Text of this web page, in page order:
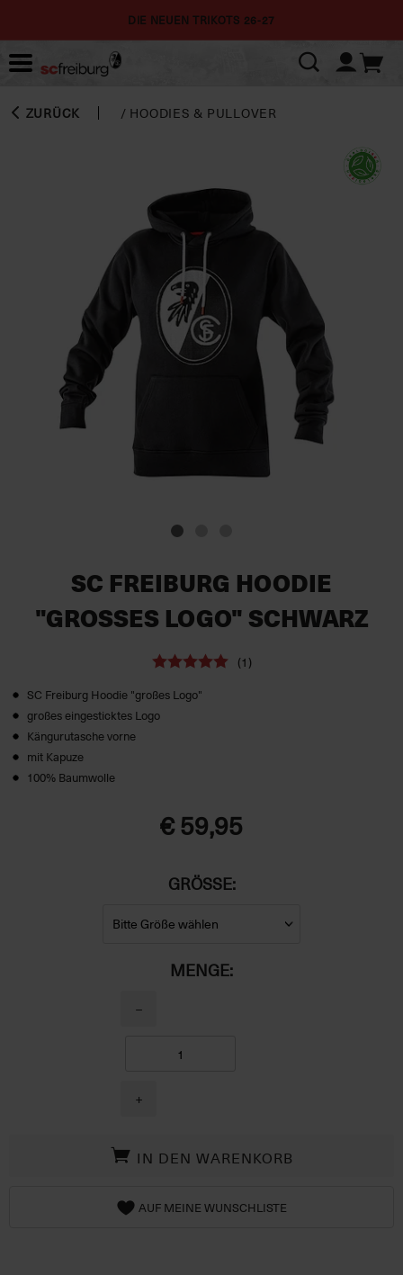
DIE NEUEN TRIKOTS 26-27
ZURÜCK / HOODIES & PULLOVER
SC FREIBURG HOODIE
"GROSSES LOGO" SCHWARZ
(1)
SC Freiburg Hoodie "großes Logo"
großes eingesticktes Logo
Kängurutasche vorne
mit Kapuze
100% Baumwolle
€ 59,95
GRÖSSE:
MENGE:
−
+
IN DEN WARENKORB
AUF MEINE WUNSCHLISTE